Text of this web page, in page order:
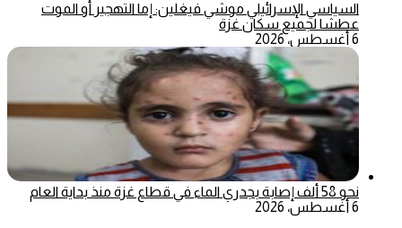
السياسي الإسرائيلي موشي فيغلين: إما التهجير أو الموت
عطشا لجميع سكان غزة
6 أغسطس، 2026
نحو 58 ألف إصابة بجدري الماء في قطاع غزة منذ بداية العام
6 أغسطس، 2026